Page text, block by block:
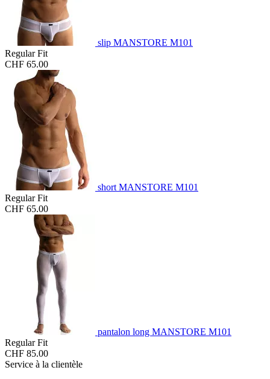
slip MANSTORE M101
Regular Fit
CHF 65.00
short MANSTORE M101
Regular Fit
CHF 65.00
pantalon long MANSTORE M101
Regular Fit
CHF 85.00
Service à la clientèle